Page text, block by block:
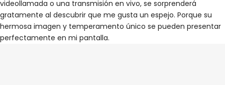
videollamada o una transmisión en vivo, se sorprenderá
gratamente al descubrir que me gusta un espejo. Porque su
hermosa imagen y temperamento único se pueden presentar
perfectamente en mi pantalla.